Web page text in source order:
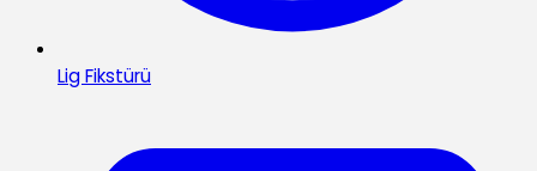
Lig Fikstürü